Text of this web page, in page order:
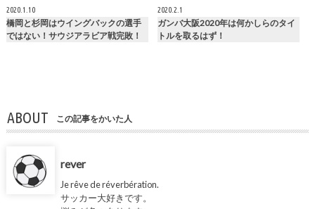
2020.1.10
橋岡と杉岡はウイングバックの選手
ではない！サウジアラビア戦完敗！
2020.2.1
ガンバ大阪2020年は何かしらのタイ
トルを取るはず！
ABOUT この記事をかいた人
rever
Je rêve de réverbération.
サッカー大好きです。